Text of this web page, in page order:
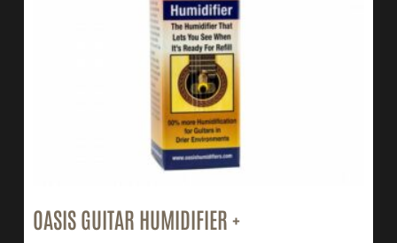
OASIS GUITAR HUMIDIFIER +